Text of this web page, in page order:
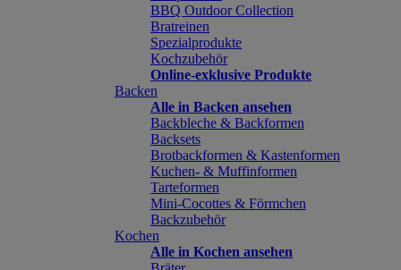
BBQ Outdoor Collection
Bratreinen
Spezialprodukte
Kochzubehör
Online-exklusive Produkte
Backen
Alle in Backen ansehen
Backbleche & Backformen
Backsets
Brotbackformen & Kastenformen
Kuchen- & Muffinformen
Tarteformen
Mini-Cocottes & Förmchen
Backzubehör
Kochen
Alle in Kochen ansehen